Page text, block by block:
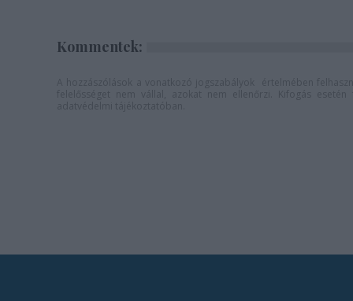
Kommentek: